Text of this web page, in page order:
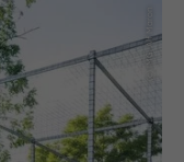
(c) IMG, Alf Maron